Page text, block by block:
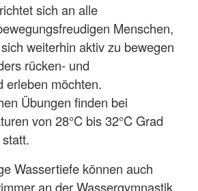
sich an alle
Menschen,
weiterhin aktiv zu bewegen
rücken- und
erleben möchten.
Übungen finden bei
von 28°C bis 32°C Grad
Wassertiefe können auch
an der Wassergymnastik